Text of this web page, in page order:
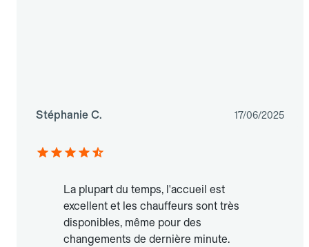
Stéphanie C. 17/06/2025
La plupart du temps, l'accueil est
excellent et les chauffeurs sont très
disponibles, même pour des
changements de dernière minute.